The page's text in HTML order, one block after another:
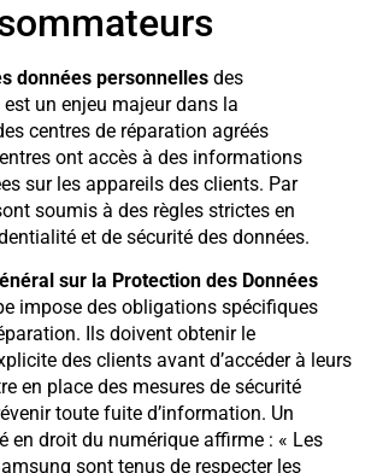
données personnelles des
un enjeu majeur dans la
centres de réparation agréés
ont accès à des informations
sur les appareils des clients. Par
soumis à des règles strictes en
et de sécurité des données.
sur la Protection des Données
impose des obligations spécifiques
Ils doivent obtenir le
des clients avant d’accéder à leurs
en place des mesures de sécurité
toute fuite d’information. Un
en droit du numérique affirme : « Les
sont tenus de respecter les